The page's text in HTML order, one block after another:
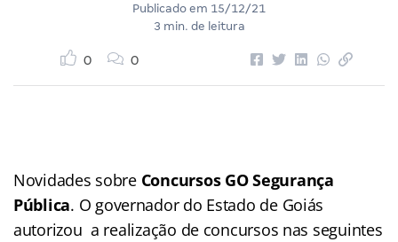
Publicado em 15/12/21
3 min. de leitura
0 0
Novidades sobreConcursos GO Segurança
Pública. O governador do Estado de Goiás
autorizou a realização de concursos nas seguintes